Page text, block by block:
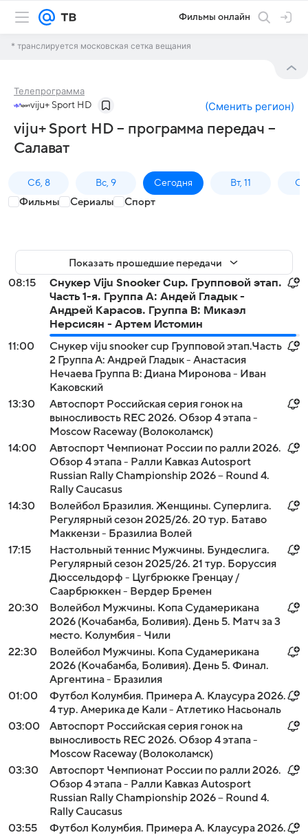
Фильмы онлайн
* транслируется московская сетка вещания
Телепрограмма
viju+ Sport HD (Сменить регион)
viju+ Sport HD – программа передач –
Салават
Сб, 8 Вс, 9 Сегодня Вт, 11
Фильмы Сериалы Спорт
Показать прошедшие передачи
08:15
Снукер Viju Snooker Cup. Групповой этап.
Часть 1-я. Группа А: Андей Гладык -
Андрей Карасов. Группа B: Микаэл
Нерсисян - Артем Истомин
11:00
Снукер viju snooker cup Групповой этап.Часть
2 Группа А: Андрей Гладык - Анастасия
Нечаева Группа B: Диана Миронова - Иван
Каковский
13:30
Автоспорт Российская серия гонок на
выносливость REC 2026. Обзор 4 этапа -
Moscow Raceway (Волоколамск)
14:00
Автоспорт Чемпионат России по ралли 2026.
Обзор 4 этапа - Ралли Кавказ Autosport
Russian Rally Championship 2026 -- Round 4.
Rally Caucasus
14:30
Волейбол Бразилия. Женщины. Суперлига.
Регулярный сезон 2025/26. 20 тур. Батаво
Маккензи - Бразилиа Волей
17:15
Настольный теннис Мужчины. Бундеслига.
Регулярный сезон 2025/26. 21 тур. Боруссия
Дюссельдорф - Цугбрюкке Гренцау /
Саарбрюккен - Вердер Бремен
20:30
Волейбол Мужчины. Копа Судамерикана
2026 (Кочабамба, Боливия). День 5. Матч за 3
место. Колумбия - Чили
22:30
Волейбол Мужчины. Копа Судамерикана
2026 (Кочабамба, Боливия). День 5. Финал.
Аргентина - Бразилия
01:00
Футбол Колумбия. Примера А. Клаусура 2026.
4 тур. Америка де Кали - Атлетико Насьональ
03:00
Автоспорт Российская серия гонок на
выносливость REC 2026. Обзор 4 этапа -
Moscow Raceway (Волоколамск)
03:30
Автоспорт Чемпионат России по ралли 2026.
Обзор 4 этапа - Ралли Кавказ Autosport
Russian Rally Championship 2026 -- Round 4.
Rally Caucasus
03:55
Футбол Колумбия. Примера А. Клаусура 2026.